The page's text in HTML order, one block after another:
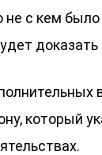
не с кем
который